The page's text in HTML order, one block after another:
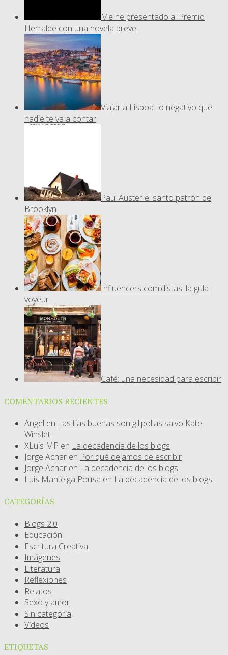
Me he presentado al Premio
Herralde con una novela breve
Viajar a Lisboa: lo negativo que
nadie te va a contar
Paul Auster el santo patrón de
Brooklyn
Influencers comidistas: la gula
voyeur
Café: una necesidad para escribir
COMENTARIOS RECIENTES
Angel en Las tías buenas son gilipollas salvo Kate
Winslet
XLuis MP en La decadencia de los blogs
Jorge Achar en Por qué dejamos de escribir
Jorge Achar en La decadencia de los blogs
Luis Manteiga Pousa en La decadencia de los blogs
CATEGORÍAS
Blogs 2.0
Educación
Escritura Creativa
Imágenes
Literatura
Reflexiones
Relatos
Sexo y amor
Sin categoría
Vídeos
ETIQUETAS